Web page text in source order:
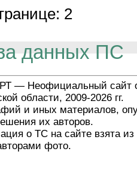
2
данных ПС
Неофициальный сайт
области, 2009-2026 гг.
и иных материалов,
их авторов.
о ТС на сайте взята из
фото.